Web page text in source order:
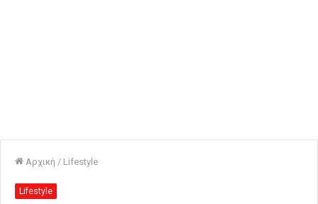
Αρχική / Lifestyle
Lifestyle